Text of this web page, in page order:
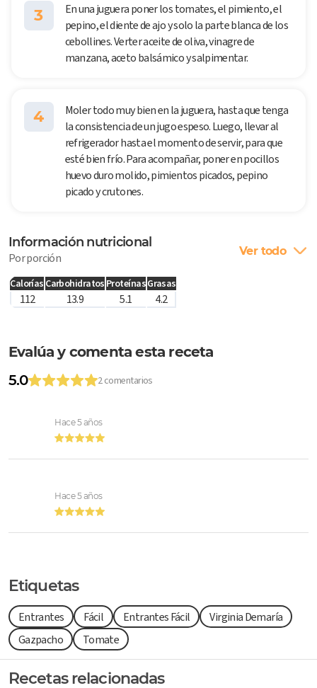
3
En una juguera poner los tomates, el pimiento, el
pepino, el diente de ajo y solo la parte blanca de los
cebollines. Verter aceite de oliva, vinagre de
manzana, aceto balsámico y salpimentar.
4
Moler todo muy bien en la juguera, hasta que tenga
la consistencia de un jugo espeso. Luego, llevar al
refrigerador hasta el momento de servir, para que
esté bien frío. Para acompañar, poner en pocillos
huevo duro molido, pimientos picados, pepino
picado y crutones.
Información nutricional
Por porción Ver todo
Calorías Carbohidratos ProteínasGrasas
112 13.9 5.1 4.2
Evalúa y comenta esta receta
5.0
2 comentarios
Hace 5 años
Hace 5 años
Etiquetas
Entrantes Fácil Entrantes Fácil
Virginia Demaría
Gazpacho
Tomate
Recetas relacionadas